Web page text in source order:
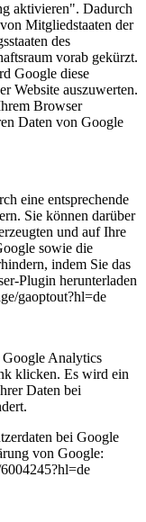
aktivieren". Dadurch
Mitgliedstaaten der
des
vorab gekürzt.
Google diese
Website auszuwerten.
Browser
Daten von Google
eine entsprechende
Sie können darüber
und auf Ihre
sowie die
indem Sie das
Plugin herunterladen
gaoptout?hl=de
Google Analytics
klicken. Es wird ein
Daten bei
bei Google
von Google: